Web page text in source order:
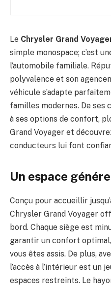
Le Chrysler Grand
simple monospace; c’est
l’automobile familiale.
polyvalence et son
véhicule s’adapte
familles modernes. De ses
à ses options de confort,
Grand Voyager et
conducteurs lui font
Un espace
Conçu pour accueillir
Chrysler Grand Voyager
bord. Chaque siège est
garantir un confort
vous êtes assis. De plus,
l’accès à l’intérieur est un
espaces restreints. Le